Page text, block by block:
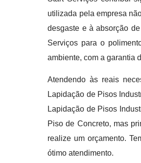
utilizada pela empresa
desgaste e à absorção
Serviços para o
ambiente, com a garantia
Atendendo às reais
Lapidação de Pisos
Lapidação de Pisos
Piso de Concreto, mas
realize um orçamento.
ótimo atendimento.